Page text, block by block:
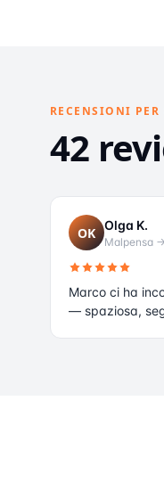
RECENSIONI PER
42
OK Olga K.
Malpensa
Marco ci ha
— spaziosa,